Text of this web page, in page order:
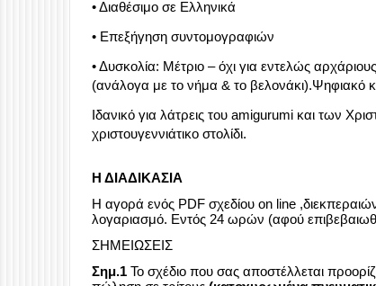
• Διαθέσιμο σε Ελληνικά
• Επεξήγηση συντομογραφιών
• Δυσκολία: Μέτριο – όχι για εντελώς
(ανάλογα με το νήμα & το
Ιδανικό για λάτρεις του amigurumi και των
χριστουγεννιάτικο στολίδι.
Η ΔΙΑΔΙΚΑΣΙΑ
Η αγορά ενός PDF σχεδίου on line
λογαριασμό. Εντός 24 ωρών (αφού
ΣΗΜΕΙΩΣΕΙΣ
Σημ.1 Το σχέδιο που σας αποστέλλεται